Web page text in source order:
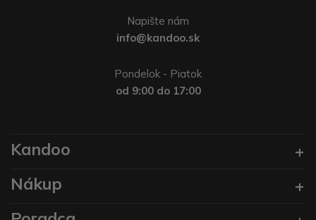
Napište nám
info@kandoo.sk
Pondelok - Piatok
od 9:00 do 17:00
Kandoo
Nákup